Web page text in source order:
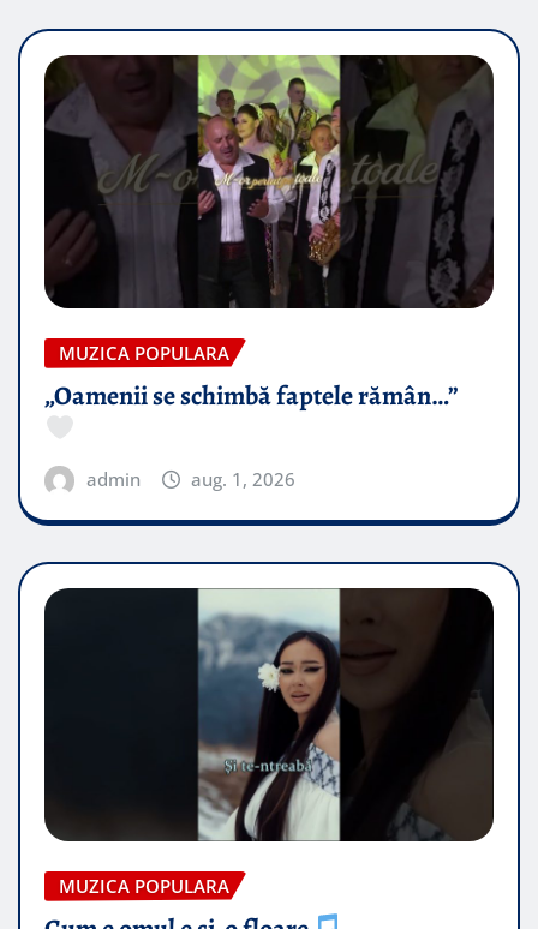
MUZICA POPULARA
„Oamenii se schimbă faptele rămân…”
admin aug. 1, 2026
MUZICA POPULARA